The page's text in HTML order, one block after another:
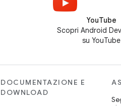
YouTube
Scopri Android
su YouTube
DOCUMENTAZIONE E
DOWNLOAD